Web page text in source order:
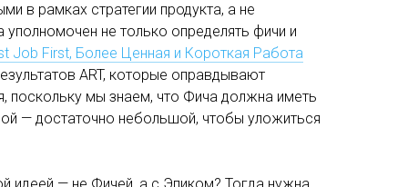
в рамках стратегии продукта, а не
не только определять фичи и
Job First, Более Ценная и Короткая Работа
ART, которые оправдывают
поскольку мы знаем, что Фича должна иметь
— достаточно небольшой, чтобы уложиться